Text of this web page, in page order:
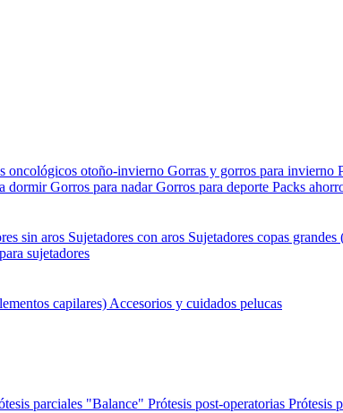
oncológicos otoño-invierno Gorras y gorros para invierno
dormirGorros para nadarGorros para deporte Packs
sin aros Sujetadores con aros Sujetadores copas
sujetadores
capilares) Accesorios y cuidados pelucas
parciales "Balance" Prótesis post-operatorias Prótesis